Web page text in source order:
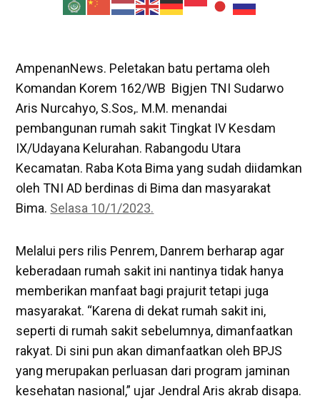
AmpenanNews. Peletakan batu pertama oleh
Komandan Korem 162/WB Bigjen TNI Sudarwo
Aris Nurcahyo, S.Sos,. M.M. menandai
pembangunan rumah sakit Tingkat IV Kesdam
IX/Udayana Kelurahan. Rabangodu Utara
Kecamatan. Raba Kota Bima yang sudah diidamkan
oleh TNI AD berdinas di Bima dan masyarakat
Bima. Selasa 10/1/2023.
Melalui pers rilis Penrem, Danrem berharap agar
keberadaan rumah sakit ini nantinya tidak hanya
memberikan manfaat bagi prajurit tetapi juga
masyarakat. “Karena di dekat rumah sakit ini,
seperti di rumah sakit sebelumnya, dimanfaatkan
rakyat. Di sini pun akan dimanfaatkan oleh BPJS
yang merupakan perluasan dari program jaminan
kesehatan nasional,” ujar Jendral Aris akrab disapa.